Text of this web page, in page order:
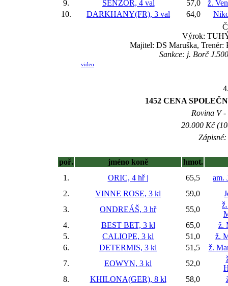
9.
SENZOR, 4 val 57,0
ž.
10.
DARKHANY(FR), 3 val 64,0
Výrok:
Majitel: DS Maruška, Trenér:
Sankce: j. Borč
video
1452 CENA
Rovina V
20.000 Kč
poř. jméno koně
hmot.
1.
ORIC, 4 hřj 65,5
am.
2.
VINNE ROSE, 3 kl 59,0
3.
ONDREÁŠ, 3 hř 55,0
4.
BEST BET, 3 kl 65,0
ž.
5.
CALIOPE, 3 kl 51,0
ž.
6.
DETERMIS, 3 kl 51,5
ž.
7.
EOWYN, 3 kl 52,0
8.
KHILONA(GER), 8 kl 58,0